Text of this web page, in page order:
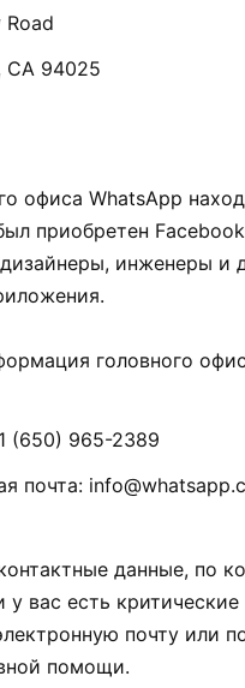
Road
CA 94025
офиса WhatsApp
приобретен
инженеры и
головного
(650) 965-2389
почта:
данные, по
у вас есть
почту или
помощи.